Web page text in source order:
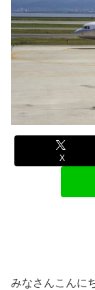
X
みなさんこんに